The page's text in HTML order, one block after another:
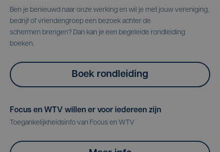
Ben je benieuwd naar onze werking en wil je met jouw vereniging,
bedrijf of vriendengroep een bezoek achter de
schermen brengen? Dan kan je een begeleide rondleiding
boeken.
Boek rondleiding
Focus en WTV willen er voor iedereen zijn
Toegankelijkheidsinfo van Focus en WTV